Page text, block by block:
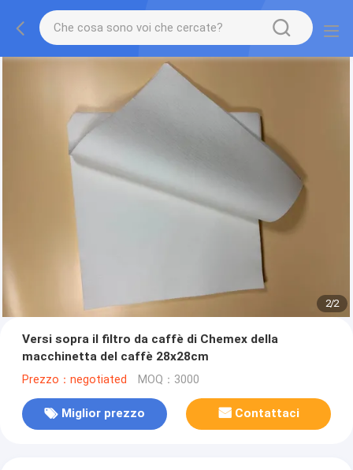
2/2
Versi sopra il filtro da caffè di Chemex della
macchinetta del caffè 28x28cm
Prezzo：negotiated MOQ：3000
Miglior prezzo Contattaci